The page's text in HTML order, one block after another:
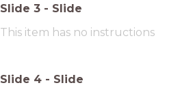
Slide 3 - Slide
This item has no instructions
Slide 4 - Slide